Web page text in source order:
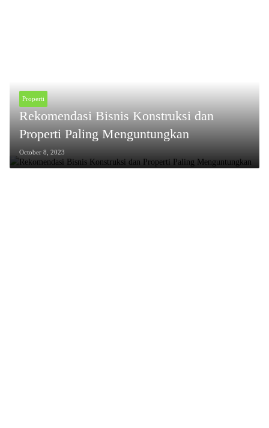
Properti
Rekomendasi Bisnis Konstruksi dan
Properti Paling Menguntungkan
October 8, 2023